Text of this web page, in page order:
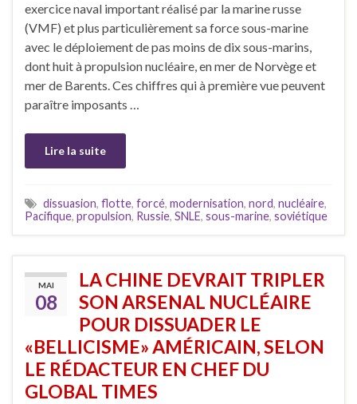
exercice naval important réalisé par la marine russe
(VMF) et plus particulièrement sa force sous-marine
avec le déploiement de pas moins de dix sous-marins,
dont huit à propulsion nucléaire, en mer de Norvège et
mer de Barents. Ces chiffres qui à première vue peuvent
paraître imposants …
Lire la suite
dissuasion, flotte, forcé, modernisation, nord, nucléaire,
Pacifique, propulsion, Russie, SNLE, sous-marine, soviétique
MAI
08
LA CHINE DEVRAIT TRIPLER
SON ARSENAL NUCLÉAIRE
POUR DISSUADER LE
«BELLICISME» AMÉRICAIN, SELON
LE RÉDACTEUR EN CHEF DU
GLOBAL TIMES